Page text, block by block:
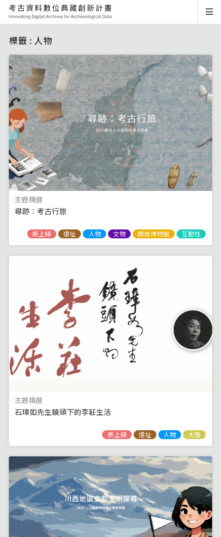
標籤 : 人物
主題精選
尋跡：考古行旅
新上線 遺址 人物 文物 開放博物館 互動性
主題精選
石璋如先生鏡頭下的李莊生活
新上線 遺址 人物 大陸